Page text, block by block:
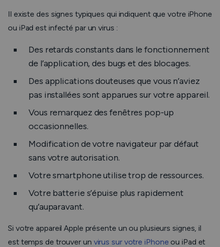
Il existe des signes typiques qui indiquent que votre iPhone
ou iPad est infecté par un virus :
Des retards constants dans le fonctionnement
de l’application, des bugs et des blocages.
Des applications douteuses que vous n’aviez
pas installées sont apparues sur votre appareil.
Vous remarquez des fenêtres pop-up
occasionnelles.
Modification de votre navigateur par défaut
sans votre autorisation.
Votre smartphone utilise trop de ressources.
Votre batterie s’épuise plus rapidement
qu’auparavant.
Si votre appareil Apple présente un ou plusieurs signes, il
est temps de trouver un virus sur votre iPhone ou iPad et